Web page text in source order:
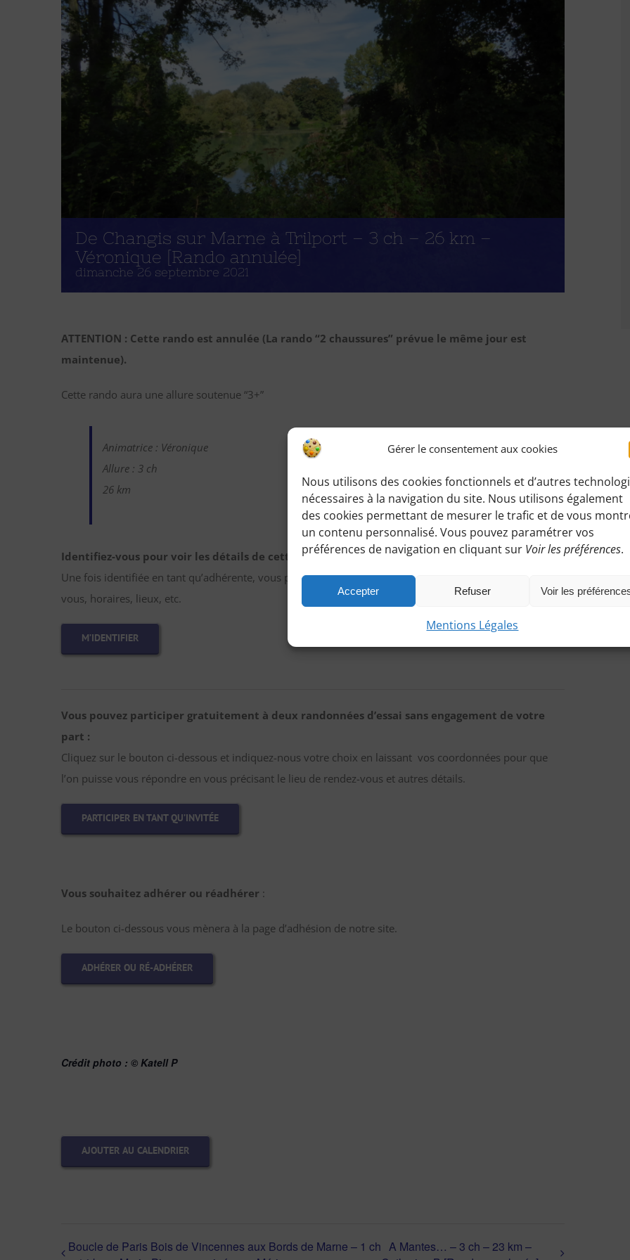
Gérer le consentement aux cookies
Nous utilisons des cookies fonctionnels et d’autres
nécessaires à la navigation du site. Nous utilisons également
des cookies permettant de mesurer le trafic et de vous
un contenu personnalisé. Vous pouvez paramétrer vos
préférences de navigation en cliquant sur Voir les préférences.
Accepter Refuser Voir les
Mentions Légales
De Changis sur Marne à Trilport – 3 ch – 26 km –
Véronique [Rando annulée]
dimanche 26 septembre 2021
ATTENTION : Cette rando est annulée (La rando “2 chaussures” prévue le même jour est
maintenue).
Cette rando aura une allure soutenue “3+”
Animatrice : Véronique
Allure : 3 ch
26 km
Identifiez-vous pour voir les détails de cette randonnée:
Une fois identifiée en tant qu’adhérente, vous pourrez accéder à toutes les informations de rendez-
vous, horaires, lieux, etc.
M’IDENTIFIER
Vous pouvez participer gratuitement à deux randonnées d’essai sans engagement de votre
part :
Cliquez sur le bouton ci-dessous et indiquez-nous votre choix en laissant vos coordonnées pour que
l’on puisse vous répondre en vous précisant le lieu de rendez-vous et autres détails.
PARTICIPER EN TANT QU’INVITÉE
Vous souhaitez adhérer ou réadhérer :
Le bouton ci-dessous vous mènera à la page d’adhésion de notre site.
ADHÉRER OU RÉ-ADHÉRER
Crédit photo : © Katell P
AJOUTER AU CALENDRIER
Boucle de Paris Bois de Vincennes aux Bords de Marne – 1 ch A Mantes… – 3 ch – 23 km –